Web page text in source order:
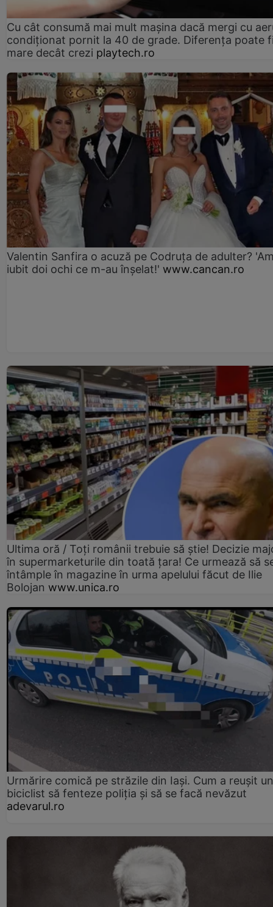
Cu cât consumă mai mult mașina dacă mergi cu
condiționat pornit la 40 de grade. Diferența poate
mare decât crezi playtech.ro
Valentin Sanfira o acuză pe Codruța de adulter?
iubit doi ochi ce m-au înșelat!' www.cancan.ro
Ultima oră / Toți românii trebuie să știe! Decizie
în supermarketurile din toată țara! Ce urmează să
întâmple în magazine în urma apelului făcut de Ilie
Bolojan www.unica.ro
Urmărire comică pe străzile din Iași. Cum a reușit un
biciclist să fenteze poliția și să se facă nevăzut
adevarul.ro